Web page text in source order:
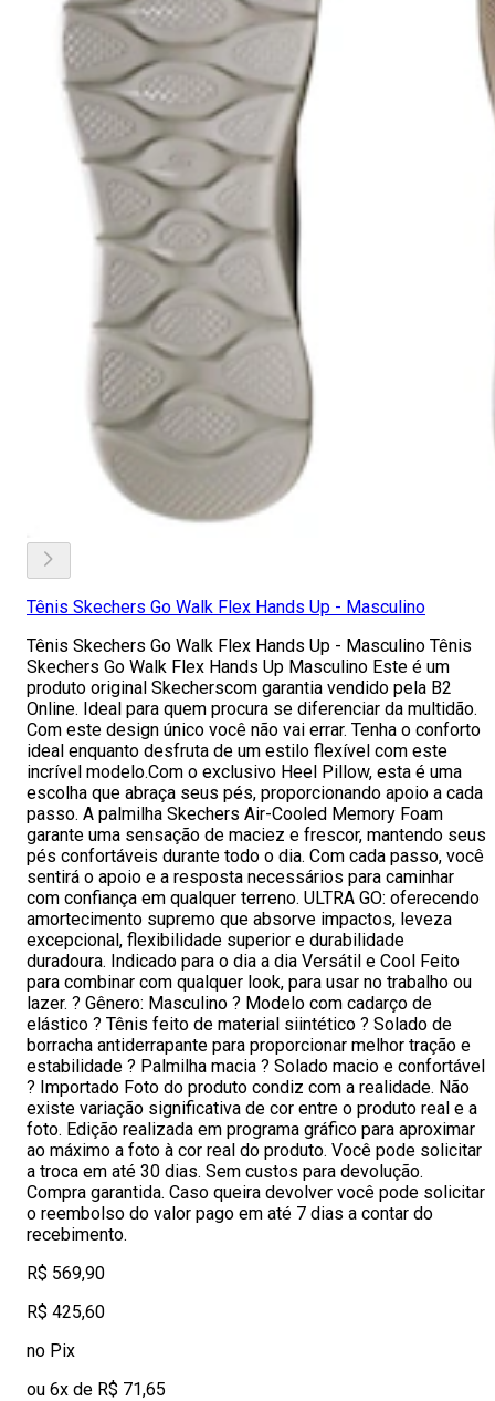
Tênis Skechers Go Walk Flex Hands Up - Masculino
Tênis Skechers Go Walk Flex Hands Up - Masculino Tênis
Skechers Go Walk Flex Hands Up Masculino Este é um
produto original Skecherscom garantia vendido pela B2
Online. Ideal para quem procura se diferenciar da multidão.
Com este design único você não vai errar. Tenha o conforto
ideal enquanto desfruta de um estilo flexível com este
incrível modelo.Com o exclusivo Heel Pillow, esta é uma
escolha que abraça seus pés, proporcionando apoio a cada
passo. A palmilha Skechers Air-Cooled Memory Foam
garante uma sensação de maciez e frescor, mantendo seus
pés confortáveis durante todo o dia. Com cada passo, você
sentirá o apoio e a resposta necessários para caminhar
com confiança em qualquer terreno. ULTRA GO: oferecendo
amortecimento supremo que absorve impactos, leveza
excepcional, flexibilidade superior e durabilidade
duradoura. Indicado para o dia a dia Versátil e Cool Feito
para combinar com qualquer look, para usar no trabalho ou
lazer. ? Gênero: Masculino ? Modelo com cadarço de
elástico ? Tênis feito de material siintético ? Solado de
borracha antiderrapante para proporcionar melhor tração e
estabilidade ? Palmilha macia ? Solado macio e confortável
? Importado Foto do produto condiz com a realidade. Não
existe variação significativa de cor entre o produto real e a
foto. Edição realizada em programa gráfico para aproximar
ao máximo a foto à cor real do produto. Você pode solicitar
a troca em até 30 dias. Sem custos para devolução.
Compra garantida. Caso queira devolver você pode solicitar
o reembolso do valor pago em até 7 dias a contar do
recebimento.
R$ 569,90
R$ 425,60
no Pix
ou 6x de R$ 71,65